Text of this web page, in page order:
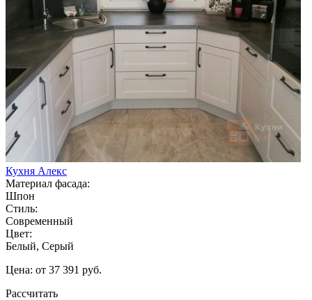
Кухня Алекс
Материал фасада:
Шпон
Стиль:
Современный
Цвет:
Белый, Серый
Цена: от 37 391 руб.
Рассчитать